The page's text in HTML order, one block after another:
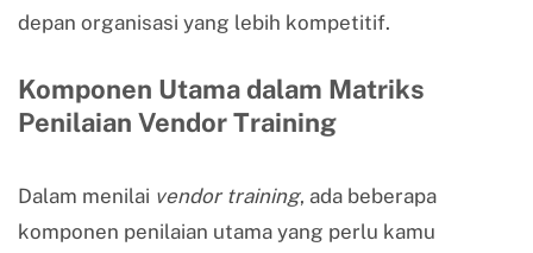
depan organisasi yang lebih kompetitif.
Komponen Utama dalam Matriks
Penilaian Vendor Training
Dalam menilai vendor training, ada beberapa
komponen penilaian utama yang perlu kamu